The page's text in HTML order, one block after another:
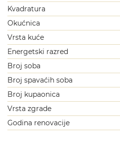
Kvadratura
Okućnica
Vrsta kuće
Energetski razred
Broj soba
Broj spavaćih soba
Broj kupaonica
Vrsta zgrade
Godina renovacije